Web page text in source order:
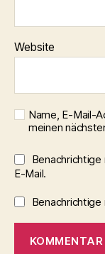
Website
Name, E-Mail-
meinen
E-Mail.